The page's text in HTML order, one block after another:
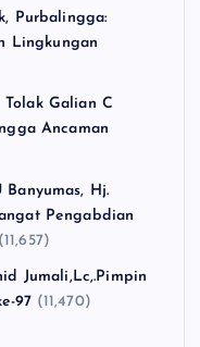
Purbalingga:
Lingkungan
Tolak Galian C
Ancaman
Hj.
Pengabdian
(11,657)
Jumali,Lc,.Pimpin
97 (11,470)